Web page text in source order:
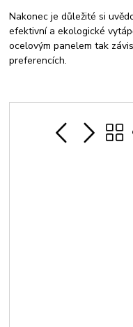
Nakonec je důležité si
efektivní a ekologické
ocelovým panelem tak
preferencích.